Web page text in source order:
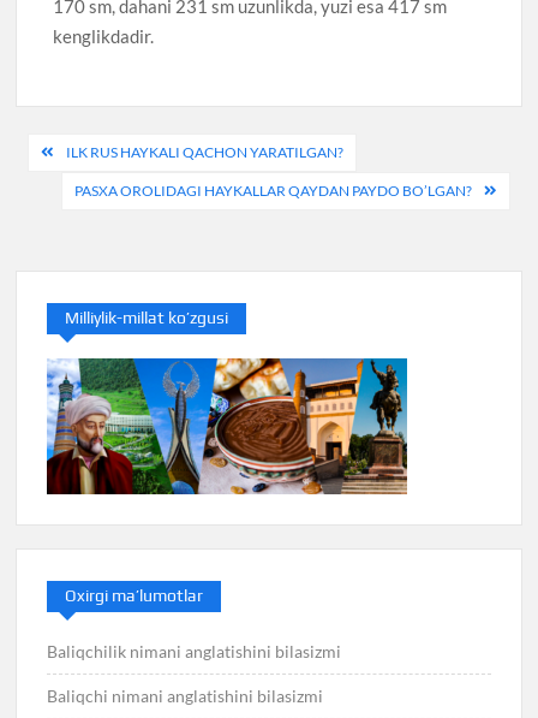
170 sm, dahani 231 sm uzunlikda, yuzi esa 417 sm
kenglikdadir.
Post
menyusi
ILK RUS HAYKALI QACHON YARATILGAN?
PASXA OROLIDAGI HAYKALLAR QAYDAN PAYDO BO’LGAN?
Milliylik-millat ko’zgusi
Oxirgi ma’lumotlar
Baliqchilik nimani anglatishini bilasizmi
Baliqchi nimani anglatishini bilasizmi